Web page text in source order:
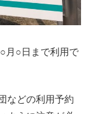
月○日まで利用で
などの利用予約